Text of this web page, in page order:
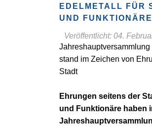
EDELMETALL FÜR
UND FUNKTIONÄRE
Veröffentlicht: 04.
stand im Zeichen von
Stadt
Ehrungen seitens der
und Funktionäre haben